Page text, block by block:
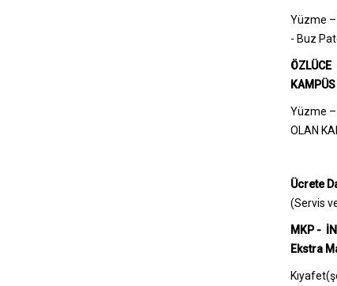
Yüzme –
- Buz
ÖZLÜCE
Yüzme –
OLAN
Ücrete
(Servis
MKP -
Ekstra